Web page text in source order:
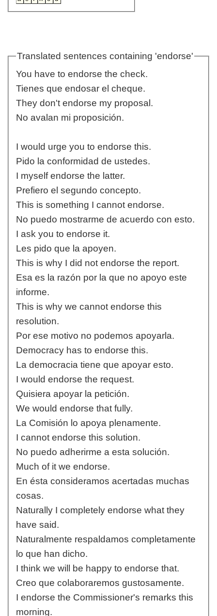
Translated sentences containing 'endorse'
You have to endorse the check.
Tienes que endosar el cheque.
They don't endorse my proposal.
No avalan mi proposición.
I would urge you to endorse this.
Pido la conformidad de ustedes.
I myself endorse the latter.
Prefiero el segundo concepto.
This is something I cannot endorse.
No puedo mostrarme de acuerdo con esto.
I ask you to endorse it.
Les pido que la apoyen.
This is why I did not endorse the report.
Esa es la razón por la que no apoyo este
informe.
This is why we cannot endorse this
resolution.
Por ese motivo no podemos apoyarla.
Democracy has to endorse this.
La democracia tiene que apoyar esto.
I would endorse the request.
Quisiera apoyar la petición.
We would endorse that fully.
La Comisión lo apoya plenamente.
I cannot endorse this solution.
No puedo adherirme a esta solución.
Much of it we endorse.
En ésta consideramos acertadas muchas
cosas.
Naturally I completely endorse what they
have said.
Naturalmente respaldamos completamente
lo que han dicho.
I think we will be happy to endorse that.
Creo que colaboraremos gustosamente.
I endorse the Commissioner's remarks this
morning.